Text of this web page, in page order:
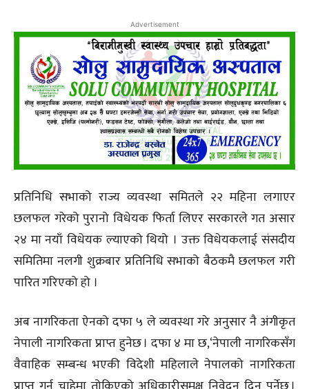
Advertisement
प्रतिनिधि सभाको राज्य व्यवस्था समितले २२ महिना लगाएर
छलफल गरेको पुरानो विधेयक फिर्ता लिएर सरकारले गत असार
२४ मा नयाँ विधेयक ल्याएको थियो । उक्त विधेयकलाई संसदीय
समितिमा नलगी शुक्रबार प्रतिनिधि सभाको बैठकमै छलफल गरी
पारित गरिएको हो ।
अब नागरिकता ऐनको दफा ५ ले व्यवस्था गरे अनुसार नै अंगीकृत
नेपाली नागरिकता प्राप्त हुनेछ । दफा ४ मा छ,‘नेपाली नागरिकसँग
वैवाहिक सम्बन्ध भएकी विदेशी महिलाले नेपालको नागरिकता